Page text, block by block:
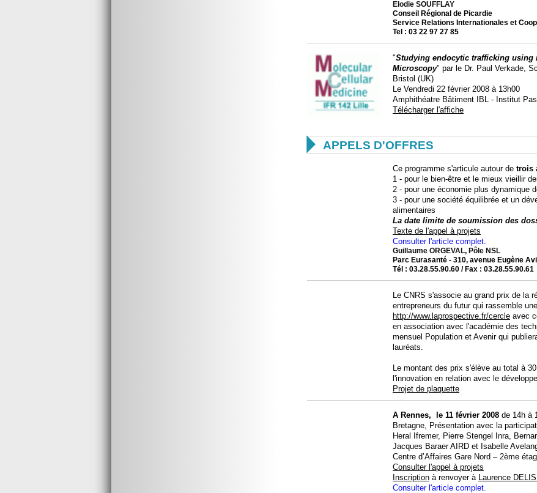
Elodie SOUFFLAY
Conseil Régional de Picardie
Service Relations Internationales et
Tel : 03 22 97 27 85
"Studying endocytic trafficking using
Microscopy" par le Dr. Paul Verkade,
Bristol (UK)
Le Vendredi 22 février 2008 à 13h00
Amphithéatre Bâtiment IBL - Institut
Télécharger l'affiche
 APPELS D'OFFRES
Ce programme s'articule autour de trois
1 - pour le bien-être et le mieux vieillir
2 - pour une économie plus dynamique
3 - pour une société équilibrée et un
alimentaires
La date limite de soumission des
Texte de l'appel à projets
Consulter l'article complet.
Guillaume ORGEVAL, Pôle NSL
Parc Eurasanté - 310, avenue Eugène
Tél : 03.28.55.90.60 / Fax : 03.28.55.90.61
Le CNRS s'associe au grand prix de la
entrepreneurs du futur qui rassemble
http://www.laprospective.fr/cercle avec
en association avec l'académie des
mensuel Population et Avenir qui
lauréats.
Le montant des prix s'élève au total à
l'innovation en relation avec le
Projet de plaquette
A Rennes, le 11 février 2008 de 14h à
Bretagne, Présentation avec la
Heral Ifremer, Pierre Stengel Inra,
Jacques Baraer AIRD et Isabelle
Centre d’Affaires Gare Nord – 2ème
Consulter l'appel à projets
Inscription à renvoyer à Laurence
Consulter l'article complet.